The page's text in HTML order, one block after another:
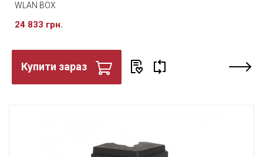
WLAN BOX
24 833 грн.
Купити зараз